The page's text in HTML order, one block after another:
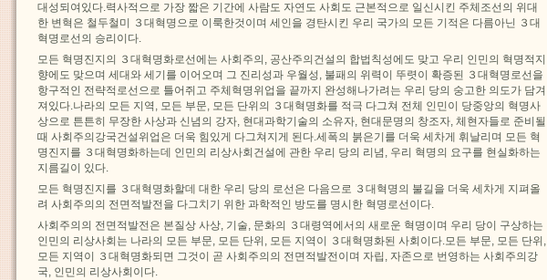
대성되여있다.력사적으로 가장 짧은 기간에 사람도 자연도 사회도 근본적으로 일신시킨 주체조선의 위대
한 변혁은 철두철미 ３대혁명으로 이룩한것이며 세인을 경탄시킨 우리 국가의 모든 기적은 다름아닌 ３대
혁명로선의 승리이다.
모든 혁명진지의 ３대혁명화로선에는 사회주의, 공산주의건설의 합법칙성에도 맞고 우리 인민의 혁명적지
향에도 맞으며 세대와 세기를 이어오며 그 진리성과 우월성, 불패의 위력이 뚜렷이 확증된 ３대혁명로선을
항구적인 전략적로선으로 틀어쥐고 주체혁명위업을 끝까지 완성해나가려는 우리 당의 숭고한 의도가 담겨
져있다.나라의 모든 지역, 모든 부문, 모든 단위의 ３대혁명화를 적극 다그쳐 전체 인민이 당중앙의 혁명사
상으로 튼튼히 무장한 사상과 신념의 강자, 현대과학기술의 소유자, 현대문명의 창조자, 체현자들로 준비될
때 사회주의강국건설위업은 더욱 힘있게 다그쳐지게 된다.세폭의 붉은기를 더욱 세차게 휘날리며 모든 혁
명진지를 ３대혁명화하는데 인민의 리상사회건설에 관한 우리 당의 리념, 우리 혁명의 요구를 현실화하는
지름길이 있다.
모든 혁명진지를 ３대혁명화할데 대한 우리 당의 로선은 다음으로 ３대혁명의 불길을 더욱 세차게 지펴올
려 사회주의의 전면적발전을 다그치기 위한 과학적인 방도를 명시한 혁명로선이다.
사회주의의 전면적발전은 본질상 사상, 기술, 문화의 ３대령역에서의 새로운 혁명이며 우리 당이 구상하는
인민의 리상사회는 나라의 모든 부문, 모든 단위, 모든 지역이 ３대혁명화된 사회이다.모든 부문, 모든 단위,
모든 지역이 ３대혁명화되면 그것이 곧 사회주의의 전면적발전이며 자립, 자존으로 번영하는 사회주의강
국, 인민의 리상사회이다.